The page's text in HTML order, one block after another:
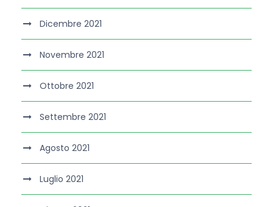
Dicembre 2021
Novembre 2021
Ottobre 2021
Settembre 2021
Agosto 2021
Luglio 2021